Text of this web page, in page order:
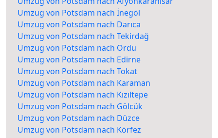
Umzug von Potsdam nach İnegöl
Umzug von Potsdam nach Darıca
Umzug von Potsdam nach Tekirdağ
Umzug von Potsdam nach Ordu
Umzug von Potsdam nach Edirne
Umzug von Potsdam nach Tokat
Umzug von Potsdam nach Karaman
Umzug von Potsdam nach Kızıltepe
Umzug von Potsdam nach Gölcük
Umzug von Potsdam nach Düzce
Umzug von Potsdam nach Körfez